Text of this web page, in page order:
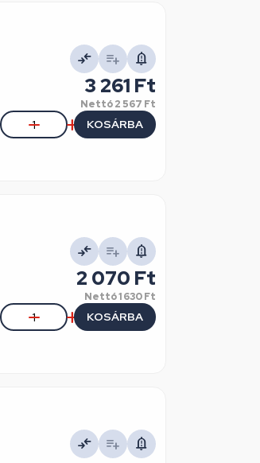
3 261 Ft
Nettó2 567 Ft
KOSÁRBA
2 070 Ft
Nettó1 630 Ft
KOSÁRBA